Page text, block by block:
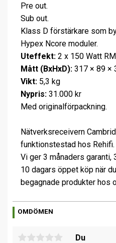
Pre out.
Sub out.
Klass D förstärkare som
Hypex Ncore moduler.
Uteffekt: 2 x 150 Watt
Mått (BxHxD): 317 × 89 ×
Vikt: 5,3 kg
Nypris: 31.000 kr
Med originalförpackning.
Nätverksreceivern
funktionstestad hos Rehifi.
Vi ger 3 månaders
10 dagars öppet köp när
begagnade produkter hos
OMDÖMEN
Du